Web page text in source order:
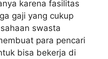
karena fasilitas
gaji yang cukup
swasta
para pencari
bisa bekerja di